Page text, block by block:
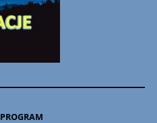
PROGRAM